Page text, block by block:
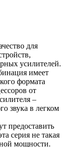
для
усилителей.
имеет
формата
от
–
звука в легком
предоставить
серия не такая
мощности.